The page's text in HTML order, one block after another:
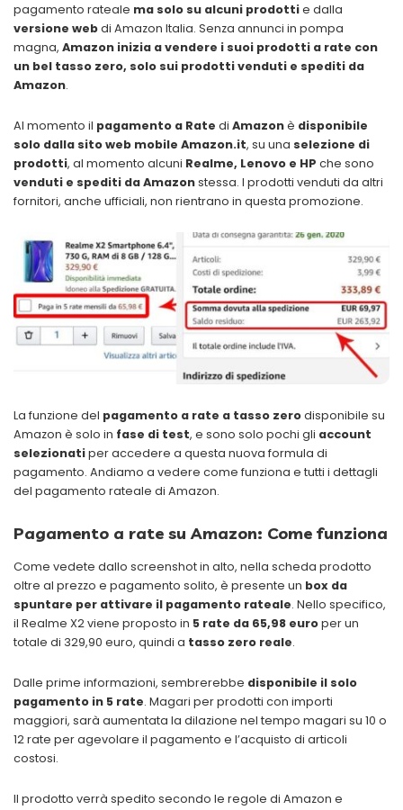
pagamento rateale ma solo su alcuni prodottie dalla
versione webdi Amazon Italia. Senza annunci in pompa
magna, Amazon inizia a vendere i suoi prodotti a rate con
un bel tasso zero, solo sui prodotti venduti e spediti da
Amazon.
Al momento il pagamento a Rate di Amazonè disponibile
solo dalla sito web mobile Amazon.it, su una selezione di
prodotti, al momento alcuni Realme, Lenovo e HP che sono
venduti e spediti da Amazonstessa. I prodotti venduti da altri
fornitori, anche ufficiali, non rientrano in questa promozione.
La funzione del pagamento a rate a tasso zerodisponibile su
Amazon è solo in fase di test, e sono solo pochi gli account
selezionatiper accedere a questa nuova formula di
pagamento. Andiamo a vedere come funziona e tutti i dettagli
del pagamento rateale di Amazon.
Pagamento a rate su Amazon: Come funziona
Come vedete dallo screenshot in alto, nella scheda prodotto
oltre al prezzo e pagamento solito, è presente un box da
spuntare per attivare il pagamento rateale. Nello specifico,
il Realme X2 viene proposto in 5 rate da 65,98 europer un
totale di 329,90 euro, quindi a tasso zero reale.
Dalle prime informazioni, sembrerebbe disponibile il solo
pagamento in 5 rate. Magari per prodotti con importi
maggiori, sarà aumentata la dilazione nel tempo magari su 10 o
12 rate per agevolare il pagamento e l’acquisto di articoli
costosi.
Il prodotto verrà spedito secondo le regole di Amazon e